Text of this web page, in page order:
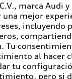
marca
una mejor
incluyendo
Tu
al
tu
pero si